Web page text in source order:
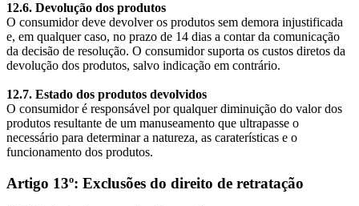
12.6. Devolução dos produtos
O consumidor deve devolver os produtos sem demora injustificada
e, em qualquer caso, no prazo de 14 dias a contar da comunicação
da decisão de resolução. O consumidor suporta os custos diretos da
devolução dos produtos, salvo indicação em contrário.
12.7. Estado dos produtos devolvidos
O consumidor é responsável por qualquer diminuição do valor dos
produtos resultante de um manuseamento que ultrapasse o
necessário para determinar a natureza, as caraterísticas e o
funcionamento dos produtos.
Artigo 13º: Exclusões do direito de retratação